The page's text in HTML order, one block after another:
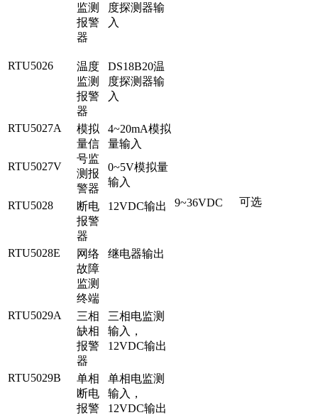
监测
报警
器
度探测器输
入
9~36VDC 可选
RTU5026
温度
监测
报警
器
DS18B20温
度探测器输
入
RTU5027A
模拟
量信
号监
测报
警器
4~20mA模拟
量输入
RTU5027V
0~5V模拟量
输入
RTU5028
断电
报警
器
12VDC输出
RTU5028E
网络
故障
监测
终端
继电器输出
RTU5029A
三相
缺相
报警
器
三相电监测
输入，
12VDC输出
RTU5029B
单相
断电
报警
单相电监测
输入，
12VDC输出